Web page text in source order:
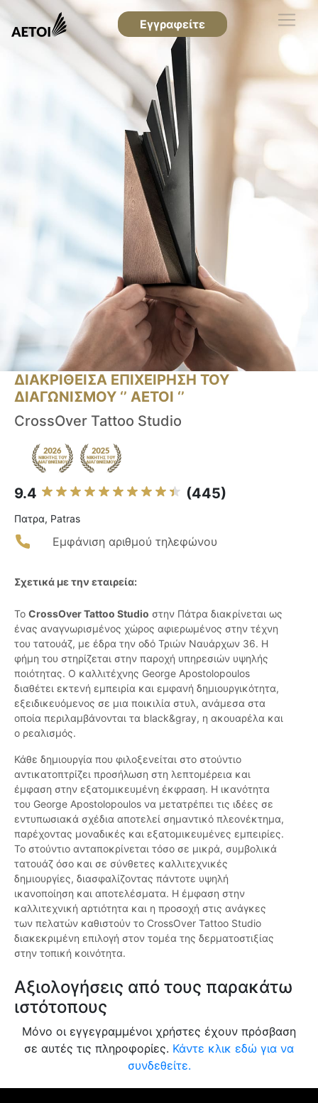
Εγγραφείτε
ΔΙΑΚΡΙΘΕΙΣΑ ΕΠΙΧΕΙΡΗΣΗ ΤΟΥ
ΔΙΑΓΩΝΙΣΜΟΥ ‘’ ΑΕΤΟΙ ‘’
CrossOver Tattoo Studio
9.4 (445)
Πατρα, Patras
Εμφάνιση αριθμού τηλεφώνου
Σχετικά με την εταιρεία:
Το CrossOver Tattoo Studio στην Πάτρα διακρίνεται ως
ένας αναγνωρισμένος χώρος αφιερωμένος στην τέχνη
του τατουάζ, με έδρα την οδό Τριών Ναυάρχων 36. Η
φήμη του στηρίζεται στην παροχή υπηρεσιών υψηλής
ποιότητας. Ο καλλιτέχνης George Apostolopoulos
διαθέτει εκτενή εμπειρία και εμφανή δημιουργικότητα,
εξειδικευόμενος σε μια ποικιλία στυλ, ανάμεσα στα
οποία περιλαμβάνονται τα black&gray, η ακουαρέλα και
ο ρεαλισμός.
Κάθε δημιουργία που φιλοξενείται στο στούντιο
αντικατοπτρίζει προσήλωση στη λεπτομέρεια και
έμφαση στην εξατομικευμένη έκφραση. Η ικανότητα
του George Apostolopoulos να μετατρέπει τις ιδέες σε
εντυπωσιακά σχέδια αποτελεί σημαντικό πλεονέκτημα,
παρέχοντας μοναδικές και εξατομικευμένες εμπειρίες.
Το στούντιο ανταποκρίνεται τόσο σε μικρά, συμβολικά
τατουάζ όσο και σε σύνθετες καλλιτεχνικές
δημιουργίες, διασφαλίζοντας πάντοτε υψηλή
ικανοποίηση και αποτελέσματα. Η έμφαση στην
καλλιτεχνική αρτιότητα και η προσοχή στις ανάγκες
των πελατών καθιστούν το CrossOver Tattoo Studio
διακεκριμένη επιλογή στον τομέα της δερματοστιξίας
στην τοπική κοινότητα.
Αξιολογήσεις από τους παρακάτω
ιστότοπους
Μόνο οι εγγεγραμμένοι χρήστες έχουν πρόσβαση
σε αυτές τις πληροφορίες. Κάντε κλικ εδώ για να
συνδεθείτε.